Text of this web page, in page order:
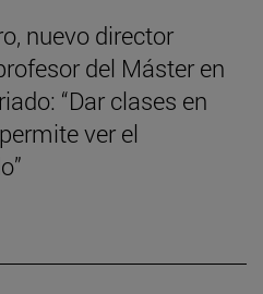
nuevo director
del Máster en
“Dar clases en
ver el